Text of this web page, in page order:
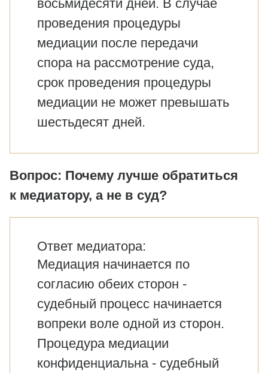
восьмидесяти дней. В случае
проведения процедуры
медиации после передачи
спора на рассмотрение суда,
срок проведения процедуры
медиации не может превышать
шестьдесят дней.
Вопрос: Почему лучше обратиться
к медиатору, а не в суд?
Ответ медиатора:
Медиация начинается по
согласию обеих сторон -
судебный процесс начинается
вопреки воле одной из сторон.
Процедура медиации
конфиденциальна - судебный